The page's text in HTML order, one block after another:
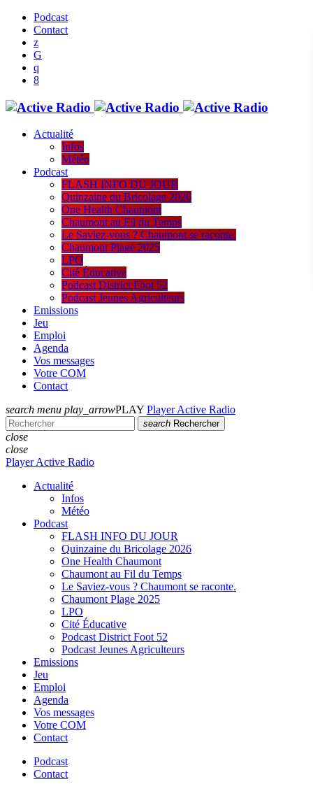
Podcast
Contact
Actualité
Infos
Météo
Podcast
FLASH INFO DU JOUR
Quinzaine du Bricolage 2026
One Health Chaumont
Chaumont au Fil du Temps
Le Saviez-vous ? Chaumont se raconte.
Chaumont Plage 2025
LPO
Cité Éducative
Podcast District Foot 52
Podcast Jeunes Agriculteurs
Emissions
Jeu
Emploi
Agenda
Vos messages
Votre COM
Contact
search menu play_arrowPLAY Player Active Radio
search Rechercher
close
close
Player Active Radio
Actualité
Infos
Météo
Podcast
FLASH INFO DU JOUR
Quinzaine du Bricolage 2026
One Health Chaumont
Chaumont au Fil du Temps
Le Saviez-vous ? Chaumont se raconte.
Chaumont Plage 2025
LPO
Cité Éducative
Podcast District Foot 52
Podcast Jeunes Agriculteurs
Emissions
Jeu
Emploi
Agenda
Vos messages
Votre COM
Contact
Podcast
Contact